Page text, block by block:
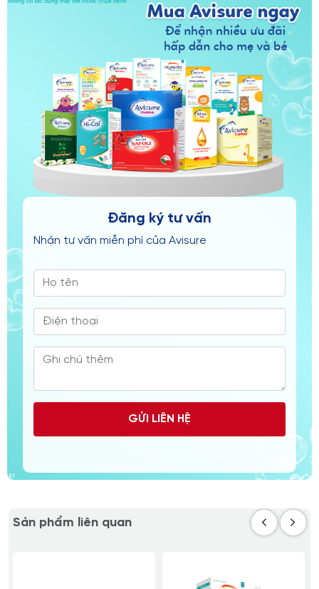
Đăng ký tư vấn
Nhận tư vấn miễn phí của Avisure
GỬI LIÊN HỆ
Sản phẩm liên quan